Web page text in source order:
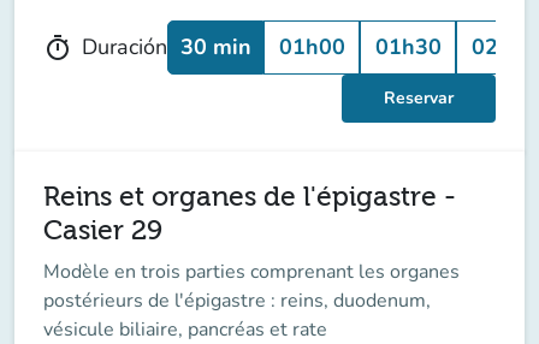
timer Duración 30 min 01h00 01h30 02h00
Reservar
Reins et organes de l'épigastre -
Casier 29
Modèle en trois parties comprenant les organes
postérieurs de l'épigastre : reins, duodenum,
vésicule biliaire, pancréas et rate